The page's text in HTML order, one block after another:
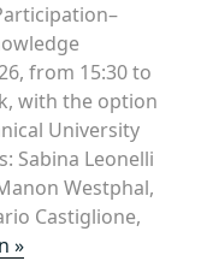
from 15:30 to
with the option
University
Sabina Leonelli
Westphal,
Castiglione,
»„Hybrid